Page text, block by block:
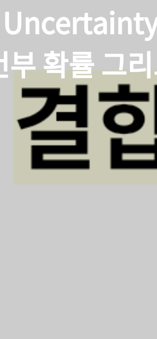
확률 그